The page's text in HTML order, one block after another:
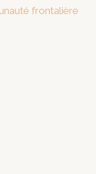
frontalière